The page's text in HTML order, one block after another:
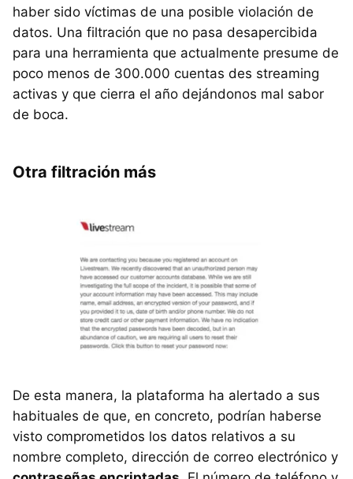
haber sido víctimas de una posible violación de
datos. Una filtración que no pasa desapercibida
para una herramienta que actualmente presume de
poco menos de 300.000 cuentas des streaming
activas y que cierra el año dejándonos mal sabor
de boca.
Otra filtración más
De esta manera, la plataforma ha alertado a sus
habituales de que, en concreto, podrían haberse
visto comprometidos los datos relativos a su
nombre completo, dirección de correo electrónico y